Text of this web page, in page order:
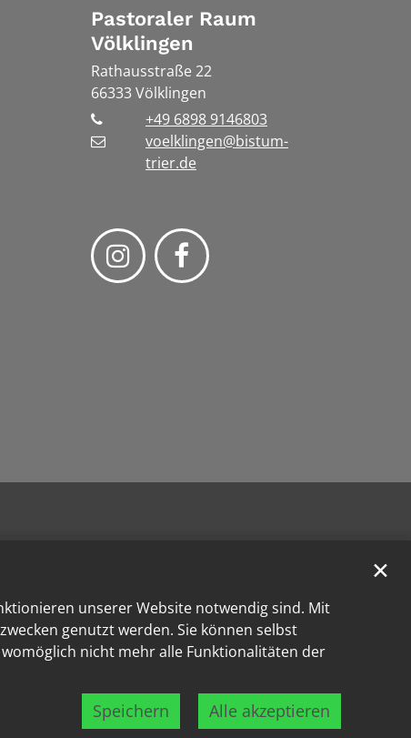
unserer Website notwendig sind. Mit
genutzt werden. Sie können selbst
nicht mehr alle Funktionalitäten der
Speichern Alle akzeptieren
✕
Pastoraler Raum
Völklingen
Rathausstraße 22
66333 Völklingen
+49 6898 9146803
voelklingen@bistum-
trier.de